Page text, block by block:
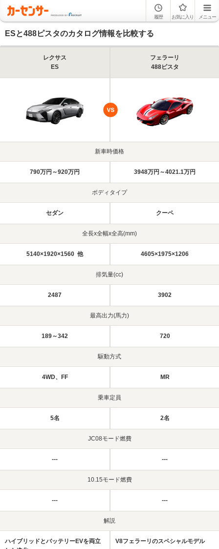
履歴 お気に入り メニュー
ESと488ピスタのカタログ情報を比較する
レクサス
ES
フェラーリ
488ピスタ
新車時価格
790万円～920万円 3948万円～4021.1万円
ボディタイプ
セダン クーペ
全長x全幅x全高(mm)
5140×1920×1560 他 4605×1975×1206
排気量(cc)
2487 3902
最高出力(馬力)
189～342 720
駆動方式
4WD、FF MR
乗車定員
5名 2名
JC08モード燃費
--- ---
10.15モード燃費
--- ---
解説
ハイブリッドとバッテリーEVを両立
V8フェラーリのスペシャルモデル